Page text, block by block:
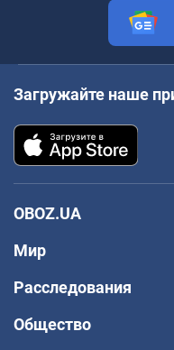
Загружайте наше
OBOZ.UA
Мир
Расследования
Общество